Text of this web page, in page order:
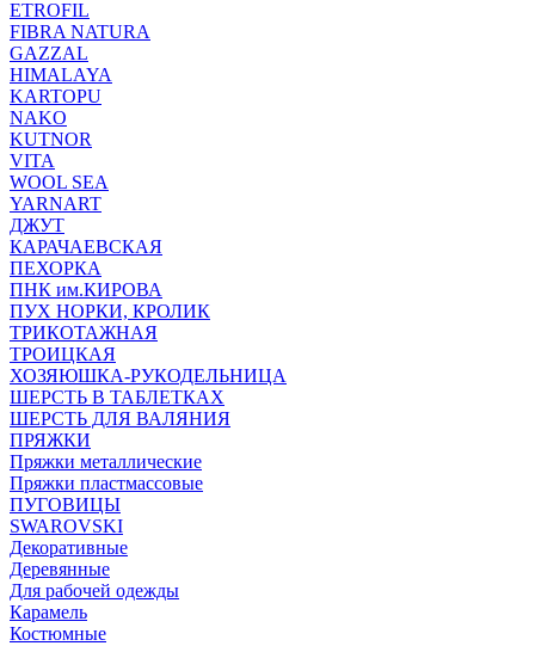
ETROFIL
FIBRA NATURA
GAZZAL
HIMALAYA
KARTOPU
NAKO
KUTNOR
VITA
WOOL SEA
YARNART
ДЖУТ
КАРАЧАЕВСКАЯ
ПЕХОРКА
ПНК им.КИРОВА
ПУХ НОРКИ, КРОЛИК
ТРИКОТАЖНАЯ
ТРОИЦКАЯ
ХОЗЯЮШКА-РУКОДЕЛЬНИЦА
ШЕРСТЬ В ТАБЛЕТКАХ
ШЕРСТЬ ДЛЯ ВАЛЯНИЯ
ПРЯЖКИ
Пряжки металлические
Пряжки пластмассовые
ПУГОВИЦЫ
SWAROVSKI
Декоративные
Деревянные
Для рабочей одежды
Карамель
Костюмные